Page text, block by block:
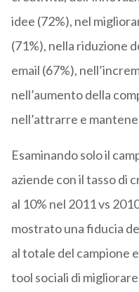
idee (72%), nel
(71%), nella riduzione
email (67%),
nell’aumento della
nell’attrarre e
Esaminando solo il
aziende con il tasso di
al 10% nel 2011 vs
mostrato una fiducia
al totale del campione
tool sociali di